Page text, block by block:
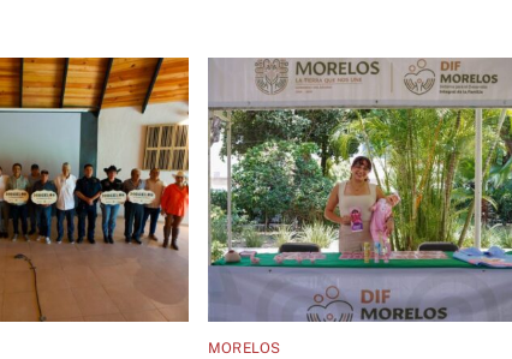
MORELOS